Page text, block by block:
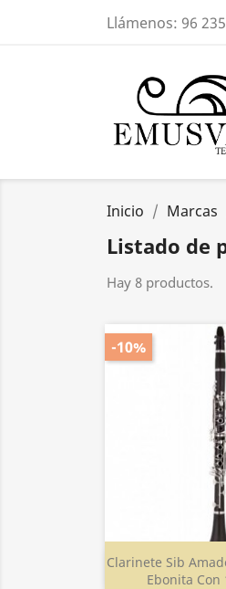
Llámenos: 96
Inicio Marcas
Listado de
Hay 8 productos.
Clarinete Sib
Ebonita Con
-10%
